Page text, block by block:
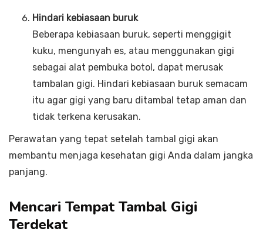
Hindari kebiasaan buruk
Beberapa kebiasaan buruk, seperti menggigit
kuku, mengunyah es, atau menggunakan gigi
sebagai alat pembuka botol, dapat merusak
tambalan gigi. Hindari kebiasaan buruk semacam
itu agar gigi yang baru ditambal tetap aman dan
tidak terkena kerusakan.
Perawatan yang tepat setelah tambal gigi akan
membantu menjaga kesehatan gigi Anda dalam jangka
panjang.
Mencari Tempat Tambal Gigi
Terdekat